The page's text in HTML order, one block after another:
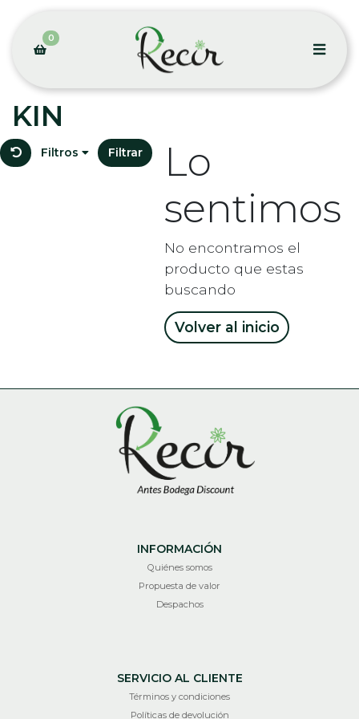
0
KIN
Filtros Filtrar
Lo
sentimos
No encontramos el
producto que estas
buscando
Volver al inicio
INFORMACIÓN
Quiénes somos
Propuesta de valor
Despachos
SERVICIO AL CLIENTE
Términos y condiciones
Políticas de devolución